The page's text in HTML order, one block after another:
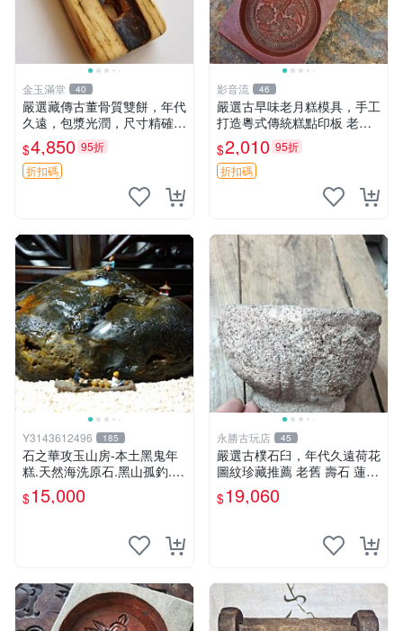
金玉滿堂 40
嚴選藏傳古董骨質雙餅，年代
久遠，包漿光潤，尺寸精確，
適合收藏 5.95x3.1cm 骨質
古董 雙餅
$4,850 95折
折扣碼
影音流 46
嚴選古早味老月糕模具，手工
打造粵式傳統糕點印板 老月
糕模具 潮汕糕點 月糕印板
$2,010 95折
折扣碼
Y3143612496 185
石之華攻玉山房-本土黑鬼年
糕.天然海洗原石.黑山孤釣.1
6.5*9*9cm.
$15,000
永勝古玩店 45
嚴選古樸石臼，年代久遠荷花
圖紋珍藏推薦 老舊 壽石 蓮花
石臼 古物
$19,060